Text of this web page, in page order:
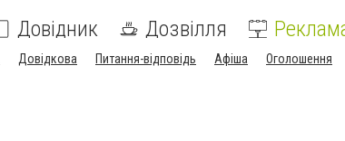
Довідник Дозвілля
Довідкова Питання-відповідь Афіша Оголошення